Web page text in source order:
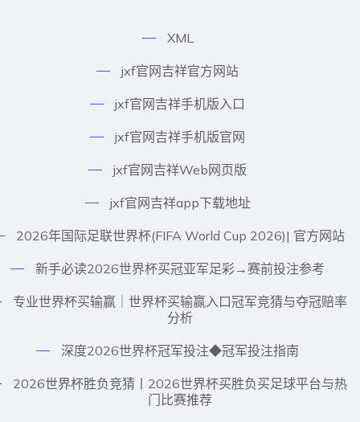
XML
jxf官网吉祥官方网站
jxf官网吉祥手机版入口
jxf官网吉祥手机版官网
jxf官网吉祥Web网页版
jxf官网吉祥app下载地址
2026年国际足联世界杯(FIFA World Cup 2026)| 官方网站
新手必读2026世界杯买冠亚军足彩→赛前投注参考
专业世界杯买输赢｜世界杯买输赢入口冠军竞猜与夺冠赔率
分析
深度2026世界杯冠军投注◆冠军投注指南
2026世界杯胜负竞猜丨2026世界杯买胜负买足球平台与热
门比赛推荐